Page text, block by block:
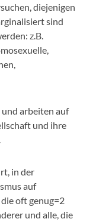
diejenigen
sind
z.B.
und arbeiten auf
und ihre
in der
auf
oft genug=2
und alle, die